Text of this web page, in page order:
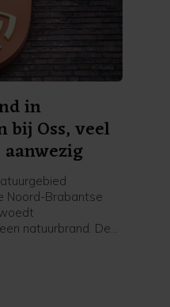
in
Oss, veel
Noord-Brabantse
natuurbrand. De